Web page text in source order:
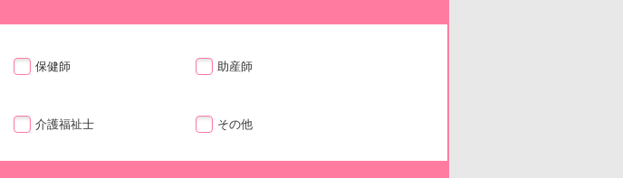
保健師 助産師
介護福祉士 その他